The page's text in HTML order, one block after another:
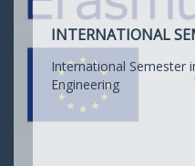
INTERNATIONAL
International Semester
Engineering